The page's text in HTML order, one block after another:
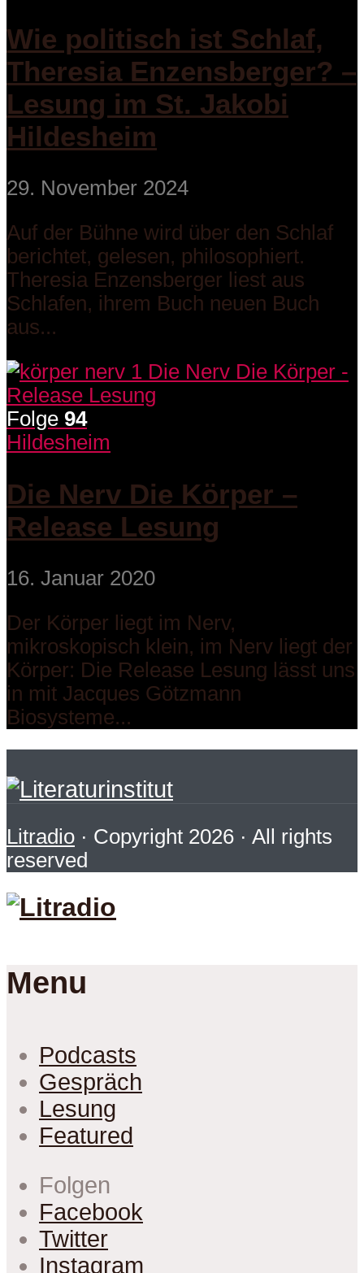
Wie politisch ist Schlaf,
Theresia Enzensberger? –
Lesung im St. Jakobi
Hildesheim
29. November 2024
Auf der Bühne wird über den Schlaf
berichtet, gelesen, philosophiert.
Theresia Enzensberger liest aus
Schlafen, ihrem Buch neuen Buch
aus...
Folge 94
Hildesheim
Die Nerv Die Körper –
Release Lesung
16. Januar 2020
Der Körper liegt im Nerv,
mikroskopisch klein, im Nerv liegt der
Körper: Die Release Lesung lässt uns
in mit Jacques Götzmann
Biosysteme...
Litradio · Copyright 2026 · All rights
reserved
Menu
Podcasts
Gespräch
Lesung
Featured
Folgen
Facebook
Twitter
Instagram